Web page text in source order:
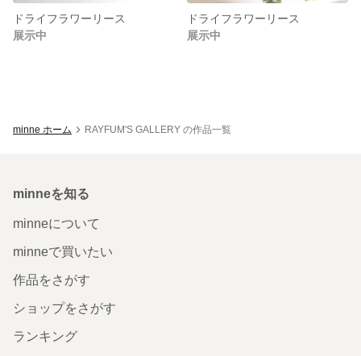
ドライフラワーリース
展示中
ドライフラワーリース
展示中
minne ホーム RAYFUM'S GALLERY の作品一覧
minneを知る
minneについて
minneで買いたい
作品をさがす
ショップをさがす
ランキング